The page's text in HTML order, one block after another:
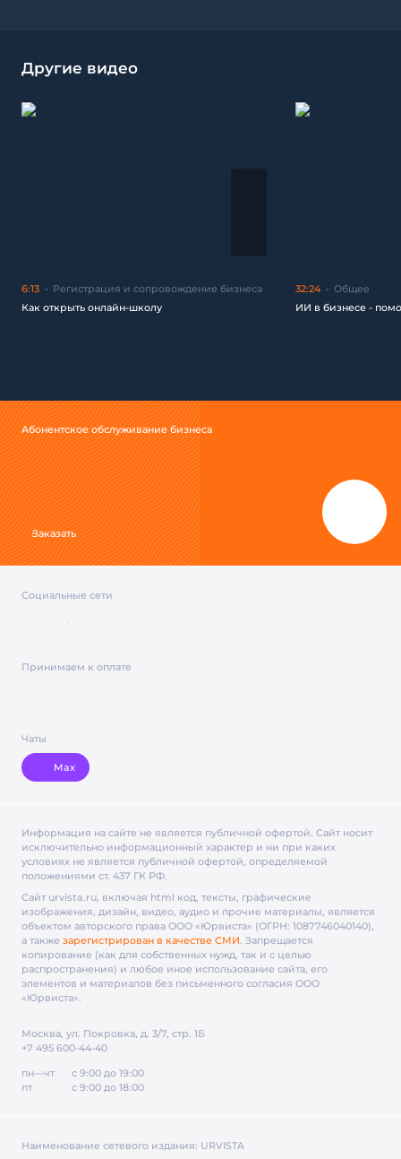
Другие видео
6:13
Регистрация и сопровождение бизнеса
Как открыть онлайн-школу
32:24
Общее
ИИ в бизнесе -
Абонентское обслуживание бизнеса
Заказать
Социальные сети
Принимаем к оплате
Чаты
Max
Информация на сайте не является публичной офертой. Cайт носит
исключительно информационный характер и ни при каких
условиях не является публичной офертой, определяемой
положениями ст. 437 ГК РФ.
Сайт urvista.ru, включая html код, тексты, графические
изображения, дизайн, видео­, аудио­ и прочие материалы, является
объектом авторского права ООО «Юрвиста» (ОГРН: 1087746040140),
а также зарегистрирован в качестве СМИ. Запрещается
копирование (как для собственных нужд, так и с целью
распространения) и любое иное использование сайта, его
элементов и материалов без письменного согласия ООО
«Юрвиста».
Москва, ул. Покровка, д. 3/7, стр. 1Б
+7 495 600-44-40
пн—чт
с 9:00 до 19:00
пт
с 9:00 до 18:00
Наименование сетевого издания: URVISTA